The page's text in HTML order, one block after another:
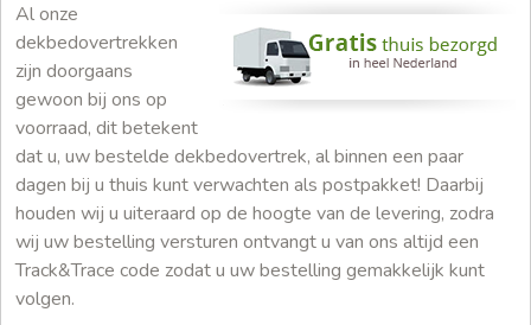
Al onze
dekbedovertrekken
zijn doorgaans
gewoon bij ons op
voorraad, dit betekent
dat u, uw bestelde dekbedovertrek, al binnen een paar
dagen bij u thuis kunt verwachten als postpakket! Daarbij
houden wij u uiteraard op de hoogte van de levering, zodra
wij uw bestelling versturen ontvangt u van ons altijd een
Track&Trace code zodat u uw bestelling gemakkelijk kunt
volgen.